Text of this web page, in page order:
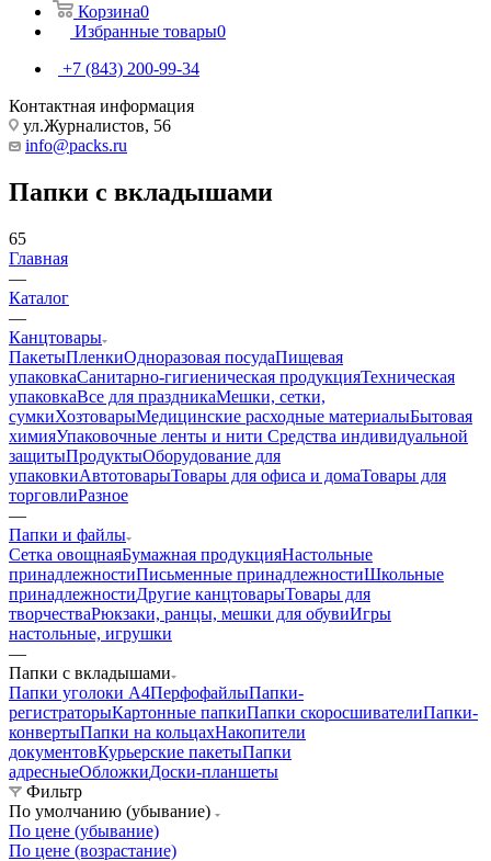
Корзина0
Избранные товары0
+7 (843) 200-99-34
Контактная информация
ул.Журналистов, 56
info@packs.ru
Папки с вкладышами
65
Главная
—
Каталог
—
Канцтовары
ПакетыПленкиОдноразовая посудаПищевая
упаковкаСанитарно-гигиеническая продукцияТехническая
упаковкаВсе для праздникаМешки, сетки,
сумкиХозтоварыМедицинские расходные материалыБытовая
химияУпаковочные ленты и нити Средства индивидуальной
защитыПродуктыОборудование для
упаковкиАвтотоварыТовары для офиса и домаТовары для
торговлиРазное
—
Папки и файлы
Сетка овощнаяБумажная продукцияНастольные
принадлежностиПисьменные принадлежностиШкольные
принадлежностиДругие канцтоварыТовары для
творчестваРюкзаки, ранцы, мешки для обувиИгры
настольные, игрушки
—
Папки с вкладышами
Папки уголоки А4ПерфофайлыПапки-
регистраторыКартонные папкиПапки скоросшивателиПапки-
конвертыПапки на кольцахНакопители
документовКурьерские пакетыПапки
адресныеОбложкиДоски-планшеты
Фильтр
По умолчанию (убывание)
По цене (убывание)
По цене (возрастание)